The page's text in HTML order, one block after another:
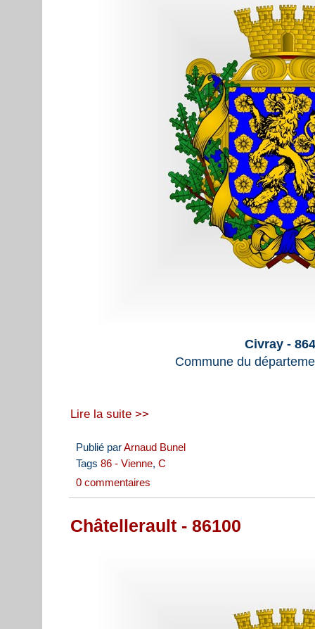
Civray -
Commune du
Lire la suite >>
Publié parArnaud Bunel
Tags 86 - Vienne, C
0 commentaires
Châtellerault - 86100